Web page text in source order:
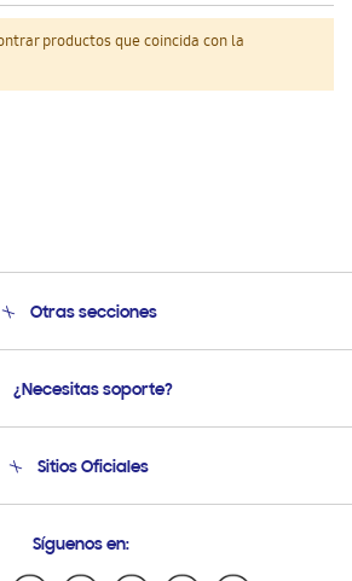
productos que coincida con la
Otras secciones
Soporte
Condiciones de Compra
¿Necesitas soporte?
Soporte vía eMail
Sitios Oficiales
Samsung Ecuador
Síguenos en: